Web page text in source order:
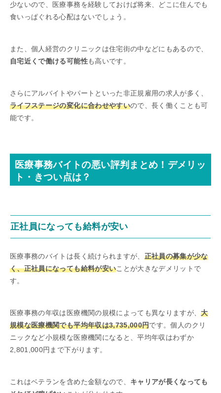
少ないので、医療事務を経験しておけば将来、どこに住んでも
食いっぱぐれる心配はないでしょう。
また、個人経営のクリニックは住宅街の中などにもあるので、
自宅近くで働ける可能性も高いです。
さらにアルバイトやパートといった非正規雇用の求人が多く、
ライフステージの変化に合わせやすいので、長く働くことも可
能です。
医療事務バイトの悪い評判まとめ！デメリッ
ト・きつい点は？
正社員になっても給料が安い
医療事務のバイトは長く続けられますが、 正社員の募集が少な
く、正社員になっても給料が安いことが大きなデメリットで
す。
医療事務の年収は医療機関の規模によっても異なりますが、大
規模な医療機関でも平均年収は3,735,000円です。個人のクリ
ニックなど小規模な医療機関になると、平均年収はわずか
2,801,000円まで下がります。
これはベテランを含めた金額なので、 キャリアが長くなっても